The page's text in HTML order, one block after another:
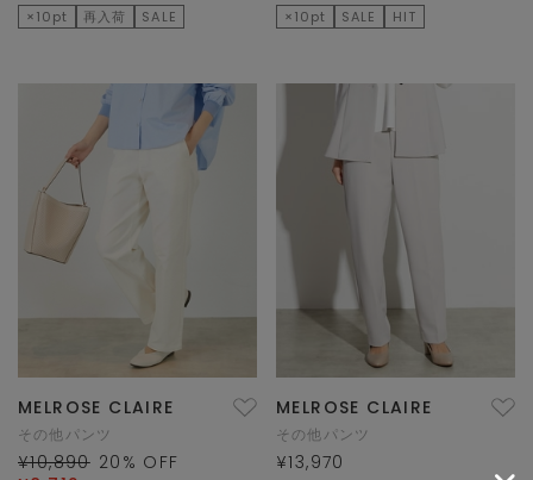
×10pt 再入荷 SALE ×10pt SALE HIT
MELROSE CLAIRE
その他パンツ
¥10,890 20 % OFF
MELROSE CLAIRE
その他パンツ
¥13,970